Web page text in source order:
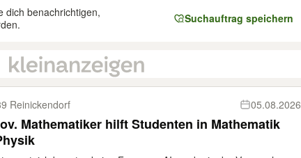
dich benachrichtigen,
Suchauftrag speichern
Reinickendorf
05.08.2026
Mathematiker hilft Studenten in Mathematik